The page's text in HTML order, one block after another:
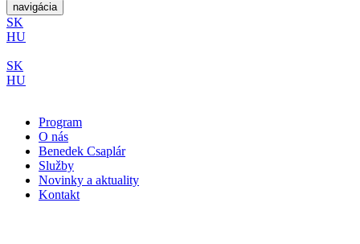
navigácia
SK
HU
SK
HU
Program
O nás
Benedek Csaplár
Služby
Novinky a aktuality
Kontakt